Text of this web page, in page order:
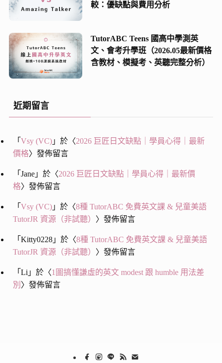
較：優缺點與費用分析
TutorABC Teens 國高中學測英
文、會考升學班（2026.05最新價格
含教材、模擬考、英聽完整分析）
近期留言
「 Vsy (VC)」於〈2026 巨匠日文缺點｜學員心得｜最新
價格〉發佈留言
「 Jane」於〈2026 巨匠日文缺點｜學員心得｜最新價
格〉發佈留言
「 Vsy (VC)」於〈8種 TutorABC 免費英文課 & 兒童美語
TutorJR 資源（非試聽） 〉發佈留言
「 Kitty0228」於〈8種 TutorABC 免費英文課 & 兒童美語
TutorJR 資源（非試聽） 〉發佈留言
「 Li 」於〈1圖搞懂謙虛的英文 modest 跟 humble 用法差
別 〉發佈留言